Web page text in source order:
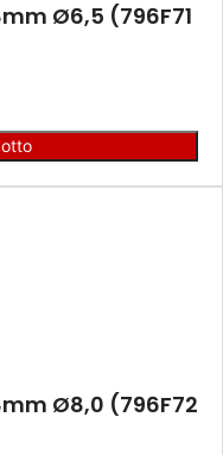
Ø6,5 (796F71
Ø8,0 (796F72